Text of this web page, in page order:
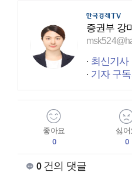
증권부 강
최신기사
기자 구
좋아요
0
싫어
0
0건의 댓글